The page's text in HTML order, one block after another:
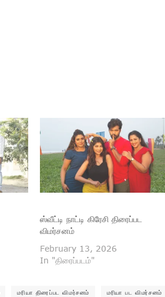
ஸ்வீட்டி நாட்டி கிரேசி திரைப்பட
விமர்சனம்
February 13, 2026
In "திரைப்படம்"
மரியா திரைப்பட விமர்சனம் மரியா பட விமர்சனம்